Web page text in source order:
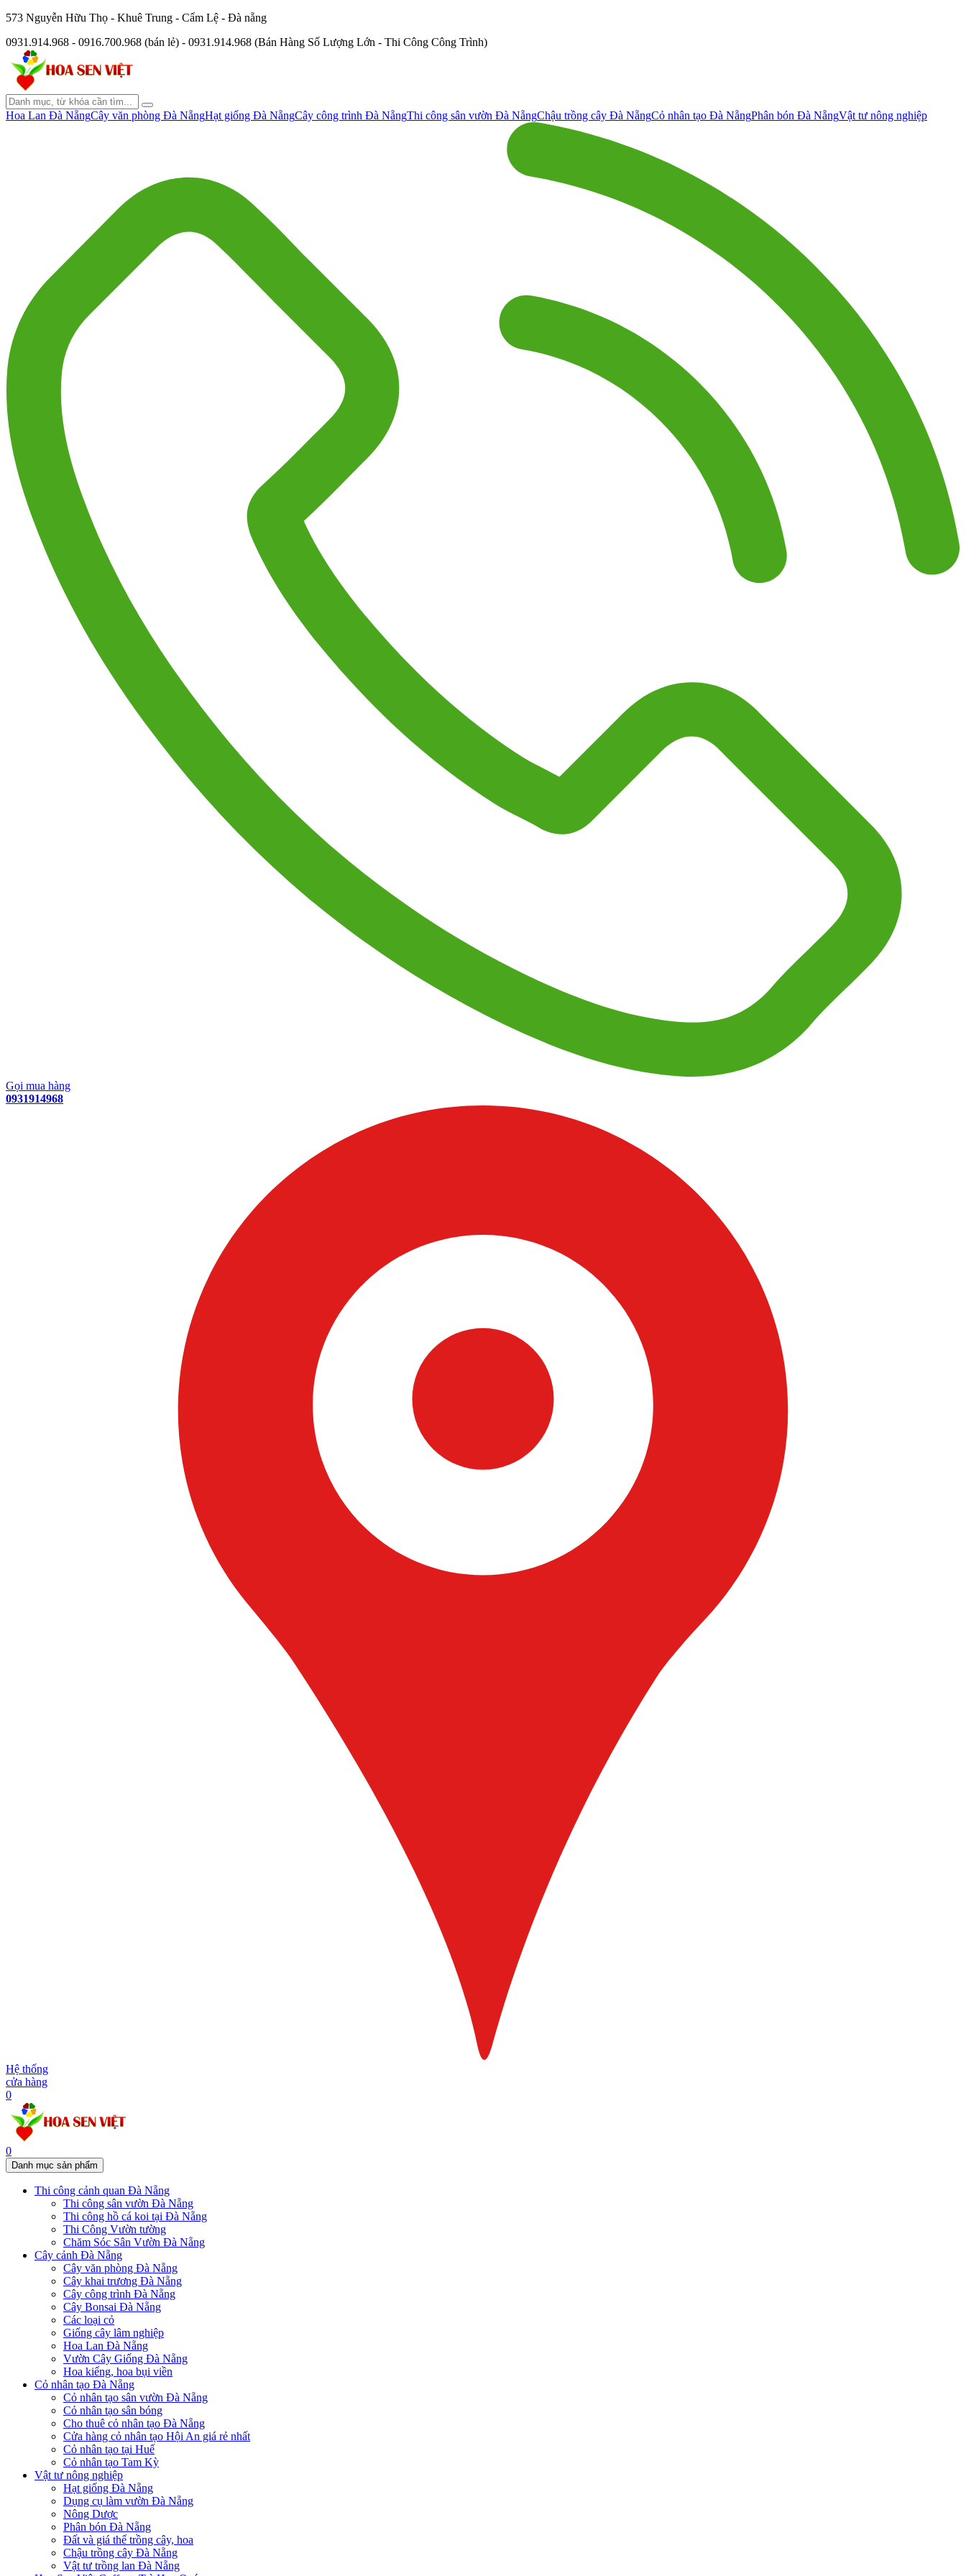
573 Nguyễn Hữu Thọ - Khuê Trung - Cẩm Lệ - Đà nẵng
0931.914.968 - 0916.700.968 (bán lẻ) - 0931.914.968 (Bán Hàng Số Lượng Lớn - Thi Công Công Trình)
Hoa Lan Đà NẵngCây văn phòng Đà NẵngHạt giống Đà NẵngCây công trình Đà NẵngThi công sân vườn Đà NẵngChậu trồng cây Đà NẵngCỏ nhân tạo Đà NẵngPhân bón Đà NẵngVật tư nông nghiệp
Gọi mua hàng
0931914968
Hệ thống
cửa hàng
0
0
Danh mục sản phẩm
Thi công cảnh quan Đà Nẵng
Thi công sân vườn Đà Nẵng
Thi công hồ cá koi tại Đà Nẵng
Thi Công Vườn tường
Chăm Sóc Sân Vườn Đà Nẵng
Cây cảnh Đà Nẵng
Cây văn phòng Đà Nẵng
Cây khai trương Đà Nẵng
Cây công trình Đà Nẵng
Cây Bonsai Đà Nẵng
Các loại cỏ
Giống cây lâm nghiệp
Hoa Lan Đà Nẵng
Vườn Cây Giống Đà Nẵng
Hoa kiểng, hoa bụi viền
Cỏ nhân tạo Đà Nẵng
Cỏ nhân tạo sân vườn Đà Nẵng
Cỏ nhân tạo sân bóng
Cho thuê cỏ nhân tạo Đà Nẵng
Cửa hàng cỏ nhân tạo Hội An giá rẻ nhất
Cỏ nhân tạo tại Huế
Cỏ nhân tạo Tam Kỳ
Vật tư nông nghiệp
Hạt giống Đà Nẵng
Dụng cụ làm vườn Đà Nẵng
Nông Dược
Phân bón Đà Nẵng
Đất và giá thể trồng cây, hoa
Chậu trồng cây Đà Nẵng
Vật tư trồng lan Đà Nẵng